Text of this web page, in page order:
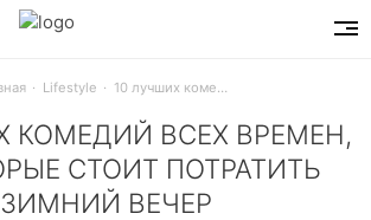
Lifestyle
КОМЕДИЙ ВСЕХ ВРЕМЕН,
СТОИТ ПОТРАТИТЬ
ЗИМНИЙ ВЕЧЕР